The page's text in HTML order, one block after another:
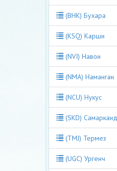
(BHK) Бухара
(KSQ) Карши
(NVI) Навои
(NMA) Наманган
(NCU) Нукус
(SKD) Самарканд
(TMJ) Термез
(UGC) Ургенч